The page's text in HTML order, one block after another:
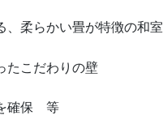
、柔らかい畳が特徴の和室
たこだわりの壁
確保 等